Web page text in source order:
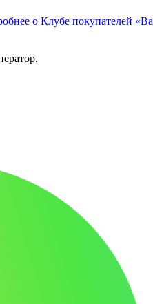
о Клубе покупателей